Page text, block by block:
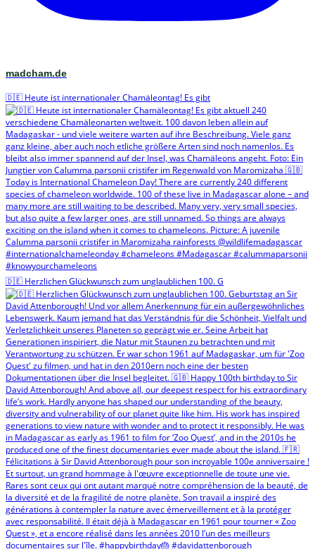
madcham.de
🇩🇪 Heute ist internationaler Chamäleontag! Es gibt
🇩🇪 Herzlichen Glückwunsch zum unglaublichen 100. G